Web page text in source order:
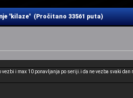
"kilaze" (Pročitano 33561 puta)
i max 10 ponavljanja po seriji.i da ne vezba svaki